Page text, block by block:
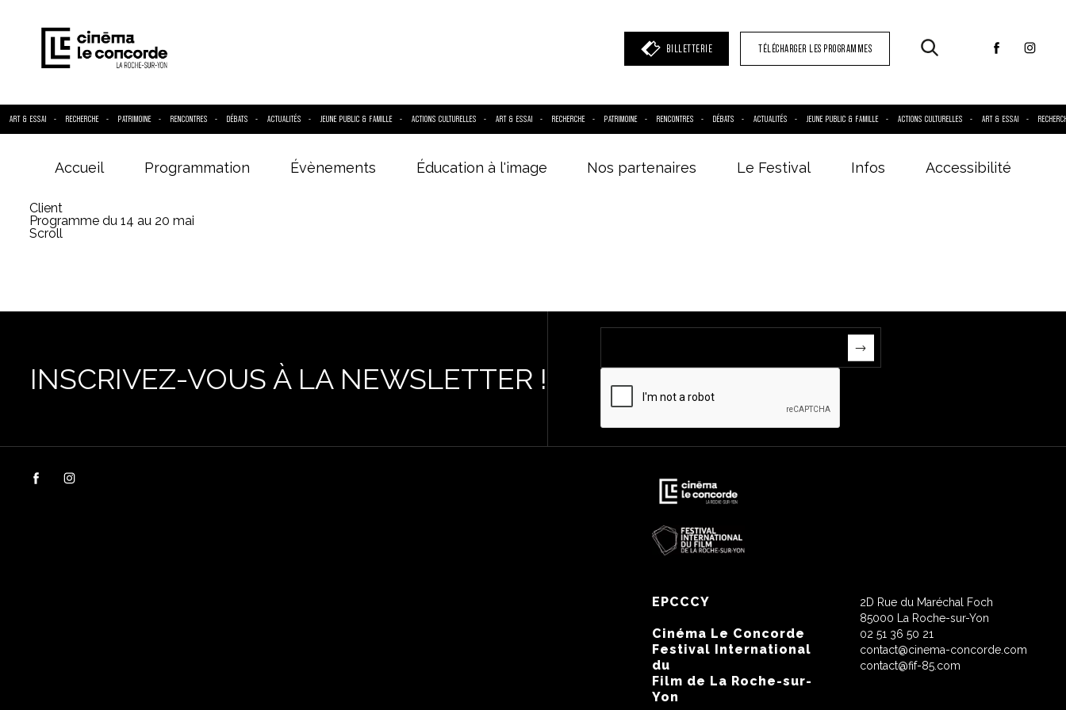
BILLETTERIE TÉLÉCHARGER LES PROGRAMMES
ART & ESSAI RECHERCHE PATRIMOINE RENCONTRES DÉBATS ACTUALITÉS JEUNE PUBLIC & FAMILLE ACTIONS CULTURELLES ART & ESSAI RECHERCHE PATRIMOINE RENCONTRES DÉBATS ACTUALITÉS JEUNE PUBLIC & FAMILLE ACTIONS CULTURELLES ART & ESSAI
Accueil Programmation Évènements Éducation à l'image Nos partenaires Le Festival Infos Accessibilité
Client
Programme du 14 au 20 mai
Scroll
INSCRIVEZ-VOUS À LA NEWSLETTER !
EPCCCY
Cinéma Le Concorde
Festival International
du
Film de La Roche-sur-
Yon
2D Rue du Maréchal Foch
85000 La Roche-sur-Yon
02 51 36 50 21
contact@cinema-concorde.com
contact@fif-85.com